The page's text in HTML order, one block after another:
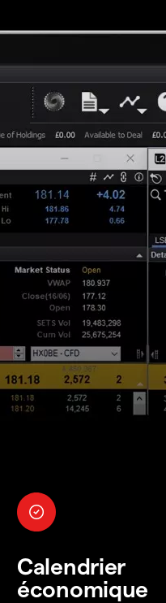
Calendrier
économique